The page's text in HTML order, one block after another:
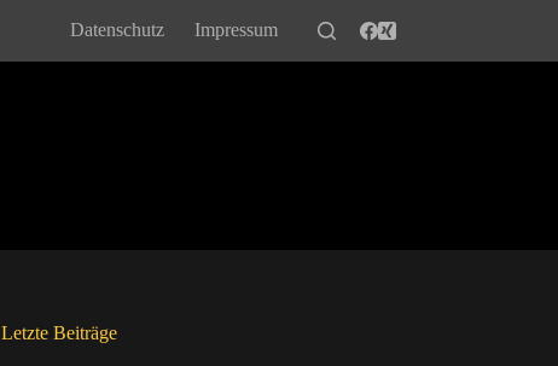
Datenschutz Impressum
Letzte Beiträge